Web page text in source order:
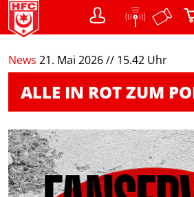
NEWS
VEREIN
Struktur / Gremien
SHOP
Warenkorb
News 21. Mai 2026 // 15.42 Uhr
ALLE IN ROT ZUM